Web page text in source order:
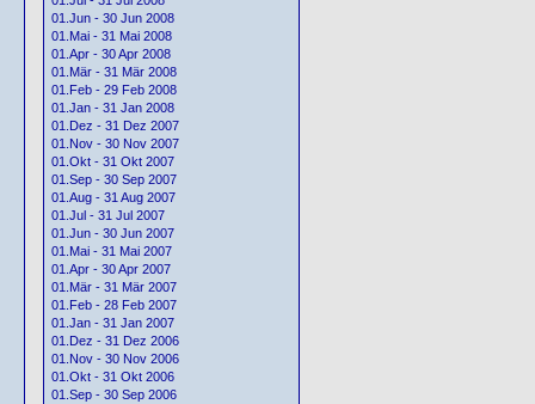
01.Jun - 30 Jun 2008
01.Mai - 31 Mai 2008
01.Apr - 30 Apr 2008
01.Mär - 31 Mär 2008
01.Feb - 29 Feb 2008
01.Jan - 31 Jan 2008
01.Dez - 31 Dez 2007
01.Nov - 30 Nov 2007
01.Okt - 31 Okt 2007
01.Sep - 30 Sep 2007
01.Aug - 31 Aug 2007
01.Jul - 31 Jul 2007
01.Jun - 30 Jun 2007
01.Mai - 31 Mai 2007
01.Apr - 30 Apr 2007
01.Mär - 31 Mär 2007
01.Feb - 28 Feb 2007
01.Jan - 31 Jan 2007
01.Dez - 31 Dez 2006
01.Nov - 30 Nov 2006
01.Okt - 31 Okt 2006
01.Sep - 30 Sep 2006